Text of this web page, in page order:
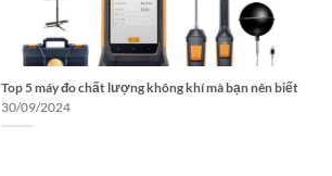
Top 5 máy đo chất lượng không khí mà bạn nên biết
30/09/2024